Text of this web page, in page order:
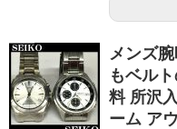
メンズ
もベル
料 所沢
ーム ア